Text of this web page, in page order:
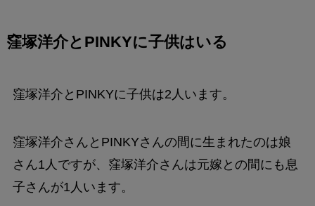
窪塚洋介とPINKYに子供はいる
窪塚洋介とPINKYに子供は2人います。
窪塚洋介さんとPINKYさんの間に生まれたのは娘
さん1人ですが、窪塚洋介さんは元嫁との間にも息
子さんが1人います。